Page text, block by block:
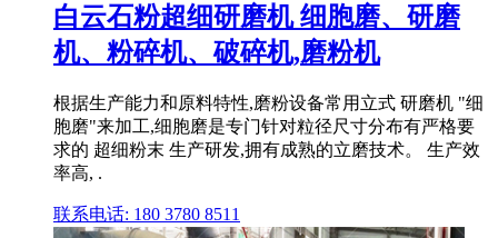
白云石粉超细研磨机 细胞磨、研磨
机、粉碎机、破碎机,磨粉机
根据生产能力和原料特性,磨粉设备常用立式 研磨机 "细
胞磨"来加工,细胞磨是专门针对粒径尺寸分布有严格要
求的 超细粉末 生产研发,拥有成熟的立磨技术。 生产效
率高, .
联系电话: 180 3780 8511